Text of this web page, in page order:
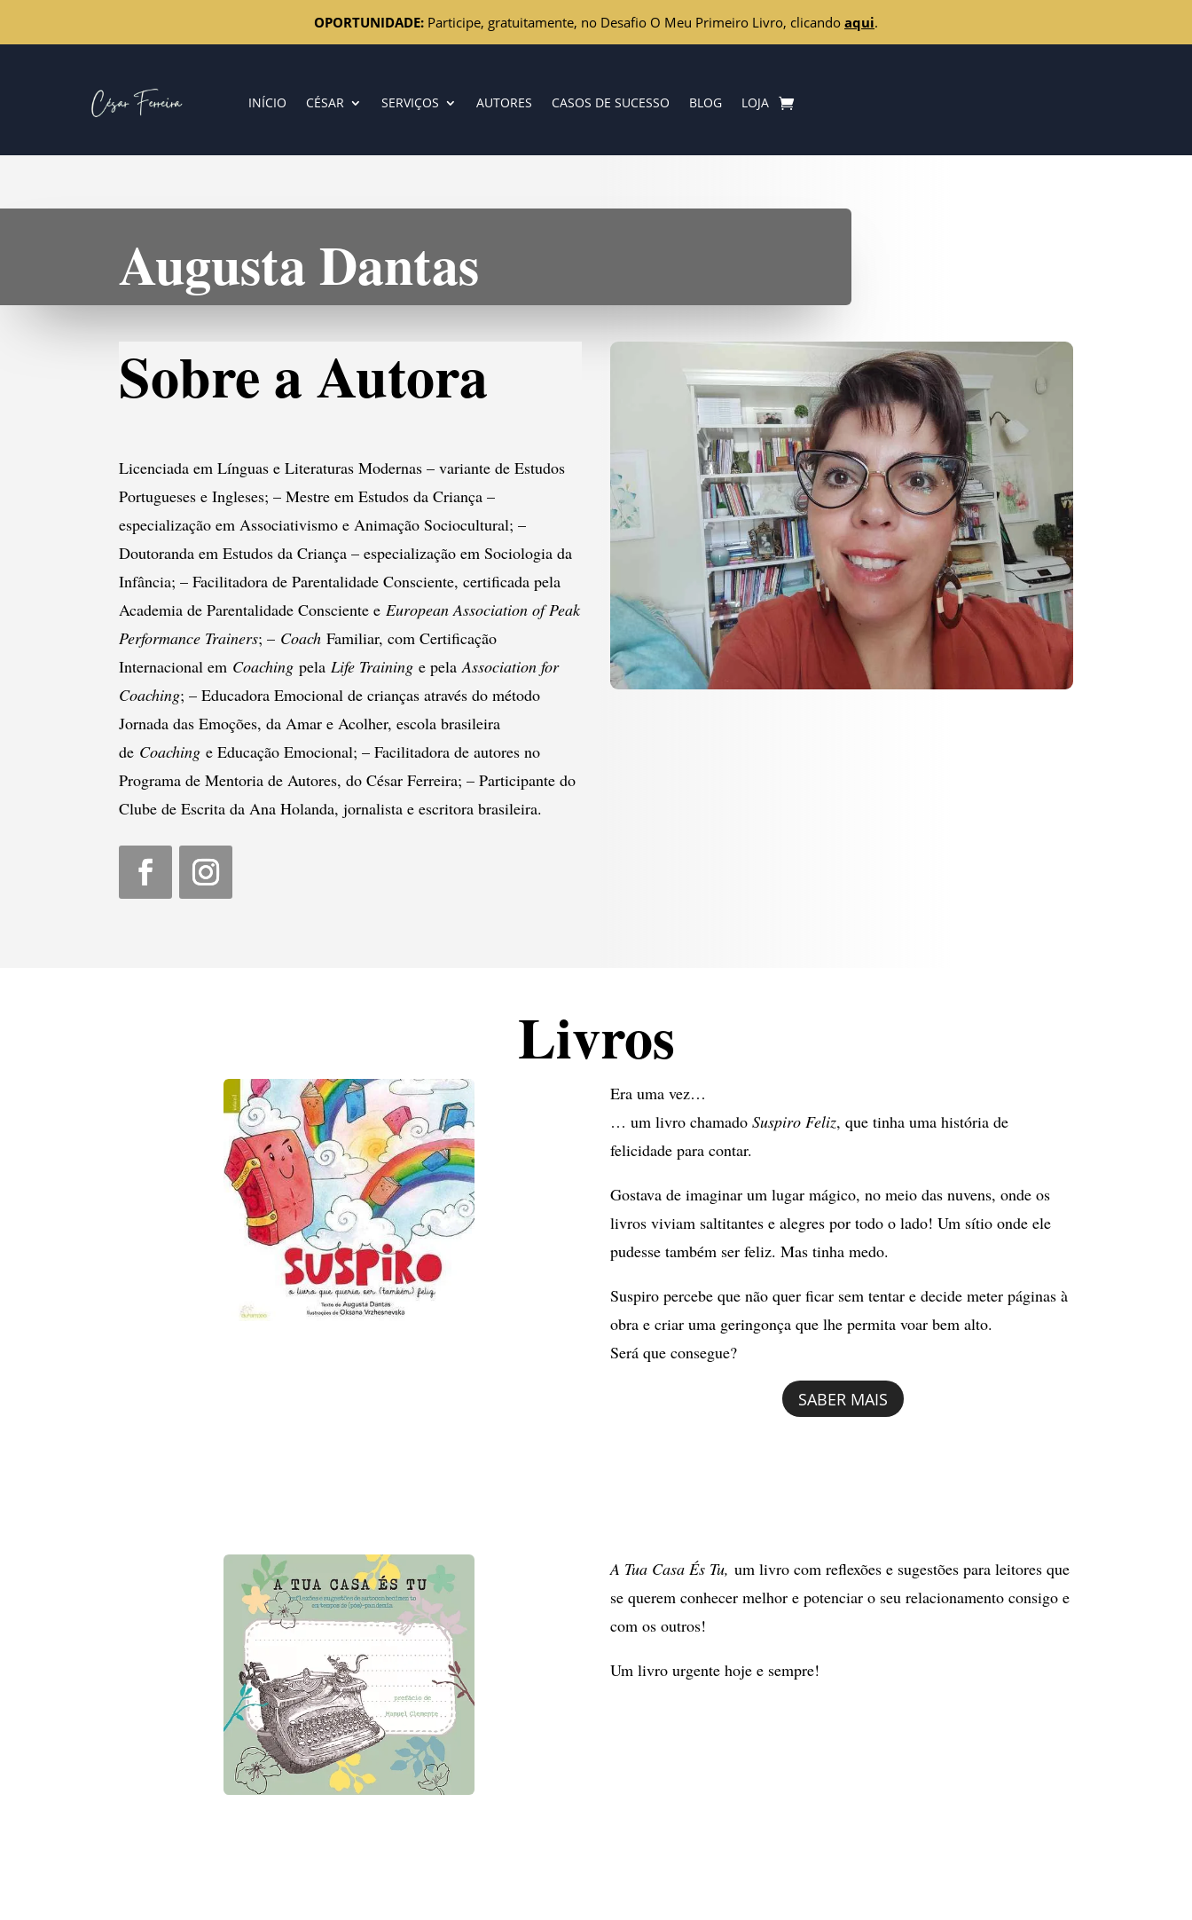
OPORTUNIDADE: Participe, gratuitamente, no Desafio O Meu Primeiro Livro, clicando aqui.
INÍCIO CÉSAR SERVIÇOS AUTORES CASOS DE SUCESSO BLOG LOJA
Augusta Dantas
Sobre a Autora
Licenciada em Línguas e Literaturas Modernas – variante de Estudos
Portugueses e Ingleses; – Mestre em Estudos da Criança –
especialização em Associativismo e Animação Sociocultural; –
Doutoranda em Estudos da Criança – especialização em Sociologia da
Infância; – Facilitadora de Parentalidade Consciente, certificada pela
Academia de Parentalidade Consciente eEuropean Association of Peak
Performance Trainers; – Coach Familiar, com Certificação
Internacional em Coaching pelaLife Training e pelaAssociation for
Coaching; – Educadora Emocional de crianças através do método
Jornada das Emoções, da Amar e Acolher, escola brasileira
de Coaching e Educação Emocional; – Facilitadora de autores no
Programa de Mentoria de Autores, do César Ferreira; – Participante do
Clube de Escrita da Ana Holanda, jornalista e escritora brasileira.
Livros
Era uma vez…
… um livro chamadoSuspiro Feliz, que tinha uma história de
felicidade para contar.
Gostava de imaginar um lugar mágico, no meio das nuvens, onde os
livros viviam saltitantes e alegres por todo o lado! Um sítio onde ele
pudesse também ser feliz. Mas tinha medo.
Suspiro percebe que não quer ficar sem tentar e decide meter páginas à
obra e criar uma geringonça que lhe permita voar bem alto.
Será que consegue?
SABER MAIS
A Tua Casa És Tu, um livro com reflexões e sugestões para leitores que
se querem conhecer melhor e potenciar o seu relacionamento consigo e
com os outros!
Um livro urgente hoje e sempre!